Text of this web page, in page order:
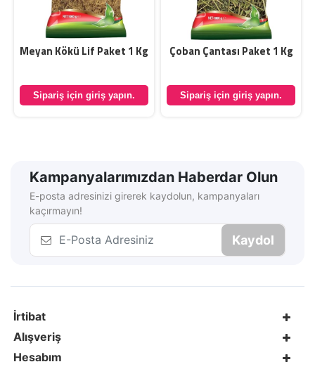
Meyan Kökü Lif Paket 1 Kg
Sipariş için giriş yapın.
Çoban Çantası Paket 1 Kg
Sipariş için giriş yapın.
Kampanyalarımızdan Haberdar Olun
E-posta adresinizi girerek kaydolun, kampanyaları
kaçırmayın!
Kaydol
İrtibat
Alışveriş
Hesabım